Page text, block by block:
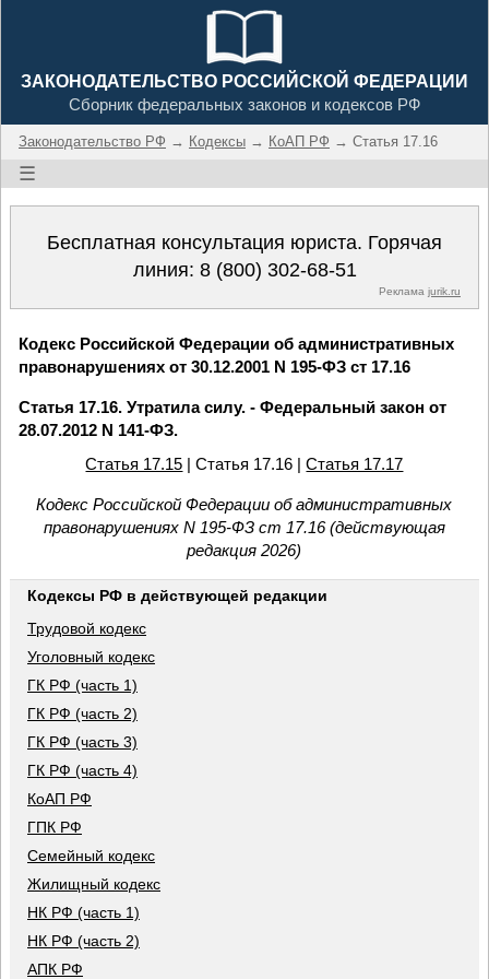
ЗАКОНОДАТЕЛЬСТВО РОССИЙСКОЙ ФЕДЕРАЦИИ
Сборник федеральных законов и кодексов РФ
Законодательство РФ → Кодексы → КоАП РФ → Статья 17.16
☰
Бесплатная консультация юриста. Горячая
линия: 8 (800) 302-68-51
Реклама jurik.ru
Кодекс Российской Федерации об административных
правонарушениях от 30.12.2001 N 195-ФЗ ст 17.16
Статья 17.16. Утратила силу. - Федеральный закон от
28.07.2012 N 141-ФЗ.
Статья 17.15 | Статья 17.16 |Статья 17.17
Кодекс Российской Федерации об административных
правонарушениях N 195-ФЗ ст 17.16 (действующая
редакция 2026)
Кодексы РФ в действующей редакции
Трудовой кодекс
Уголовный кодекс
ГК РФ (часть 1)
ГК РФ (часть 2)
ГК РФ (часть 3)
ГК РФ (часть 4)
КоАП РФ
ГПК РФ
Семейный кодекс
Жилищный кодекс
НК РФ (часть 1)
НК РФ (часть 2)
АПК РФ